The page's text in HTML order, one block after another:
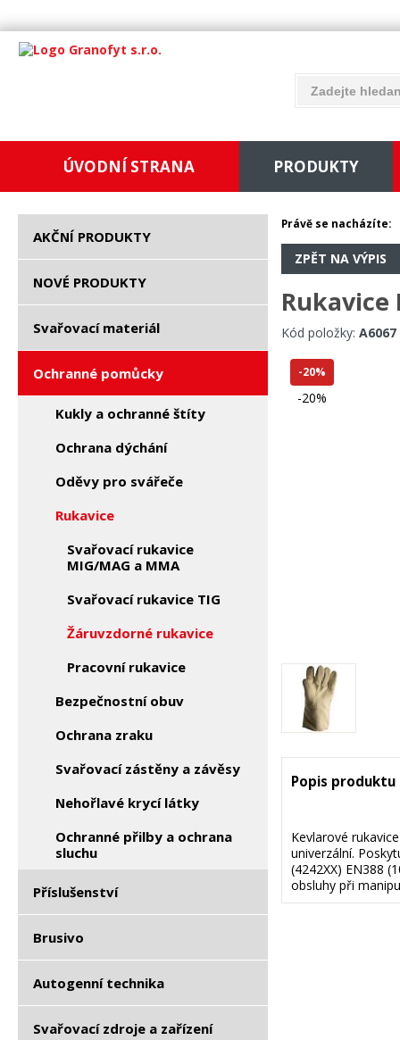
ÚVODNÍ STRANA PRODUKTY
AKČNÍ PRODUKTY
NOVÉ PRODUKTY
Svařovací materiál
Ochranné pomůcky
Kukly a ochranné štíty
Ochrana dýchání
Oděvy pro svářeče
Rukavice
Svařovací rukavice
MIG/MAG a MMA
Svařovací rukavice TIG
Žáruvzdorné rukavice
Pracovní rukavice
Bezpečnostní obuv
Ochrana zraku
Svařovací zástěny a závěsy
Nehořlavé krycí látky
Ochranné přilby a ochrana
sluchu
Příslušenství
Brusivo
Autogenní technika
Svařovací zdroje a zařízení
Právě se nacházíte:
ZPĚT NA VÝPIS
Rukavice
Kód položky: A6067
-20%
-20%
Popis produktu
Kevlarové
univerzální.
(4242XX) EN388
obsluhy při